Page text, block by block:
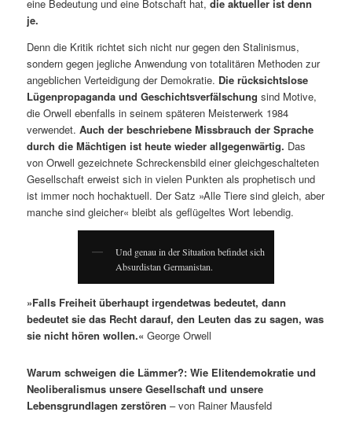
eine Bedeutung und eine Botschaft hat,die aktueller ist denn
je.
Denn die Kritik richtet sich nicht nur gegen den Stalinismus,
sondern gegen jegliche Anwendung von totalitären Methoden zur
angeblichen Verteidigung der Demokratie. Die rücksichtslose
Lügenpropaganda und Geschichtsverfälschung sind Motive,
die Orwell ebenfalls in seinem späteren Meisterwerk 1984
verwendet.Auch der beschriebene Missbrauch der Sprache
durch die Mächtigen ist heute wieder allgegenwärtig. Das
von Orwell gezeichnete Schreckensbild einer gleichgeschalteten
Gesellschaft erweist sich in vielen Punkten als prophetisch und
ist immer noch hochaktuell. Der Satz »Alle Tiere sind gleich, aber
manche sind gleicher« bleibt als geflügeltes Wort lebendig.
Und genau in der Situation befindet sich
Absurdistan Germanistan.
»Falls Freiheit überhaupt irgendetwas bedeutet, dann
bedeutet sie das Recht darauf, den Leuten das zu sagen, was
sie nicht hören wollen.« George Orwell
Warum schweigen die Lämmer?: Wie Elitendemokratie und
Neoliberalismus unsere Gesellschaft und unsere
Lebensgrundlagen zerstören – von Rainer Mausfeld